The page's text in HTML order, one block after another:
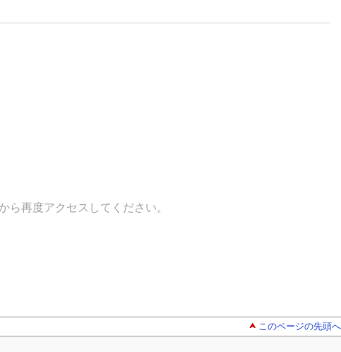
ら再度アクセスしてください。
このページの先頭へ